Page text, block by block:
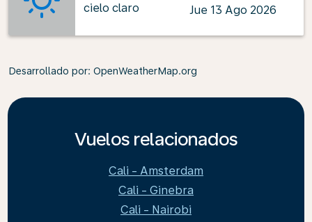
cielo claro
Jue 13 Ago 2026
Desarrollado por: OpenWeatherMap.org
Vuelos relacionados
Cali - Amsterdam
Cali - Ginebra
Cali - Nairobi